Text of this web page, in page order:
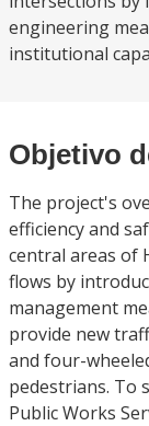
engineering
institutional
Objetivo
The project's
efficiency and
central areas of
flows by
management
provide new
and four-
pedestrians. To
Public Works